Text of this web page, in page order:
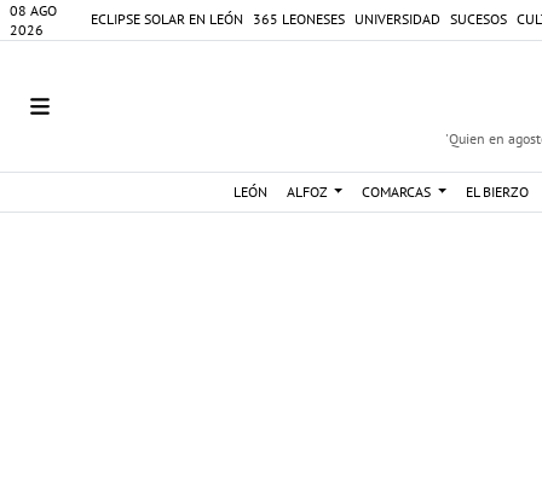
08 AGO
2026
ECLIPSE SOLAR EN LEÓN 365 LEONESES UNIVERSIDAD SUCESOS
'Quien en
LEÓN ALFOZ COMARCAS EL BIERZO